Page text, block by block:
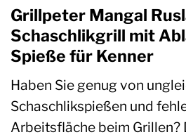
Grillpeter Mangal
Schaschlikgrill mit
Spieße für Kenner
Haben Sie genug von
Schaschlikspießen und
Arbeitsfläche beim Grillen?